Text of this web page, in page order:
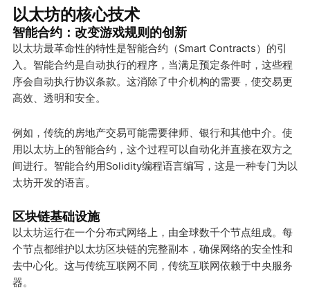
以太坊的核心技术
智能合约：改变游戏规则的创新
以太坊最革命性的特性是智能合约（Smart Contracts）的引
入。智能合约是自动执行的程序，当满足预定条件时，这些程
序会自动执行协议条款。这消除了中介机构的需要，使交易更
高效、透明和安全。
例如，传统的房地产交易可能需要律师、银行和其他中介。使
用以太坊上的智能合约，这个过程可以自动化并直接在双方之
间进行。智能合约用Solidity编程语言编写，这是一种专门为以
太坊开发的语言。
区块链基础设施
以太坊运行在一个分布式网络上，由全球数千个节点组成。每
个节点都维护以太坊区块链的完整副本，确保网络的安全性和
去中心化。这与传统互联网不同，传统互联网依赖于中央服务
器。